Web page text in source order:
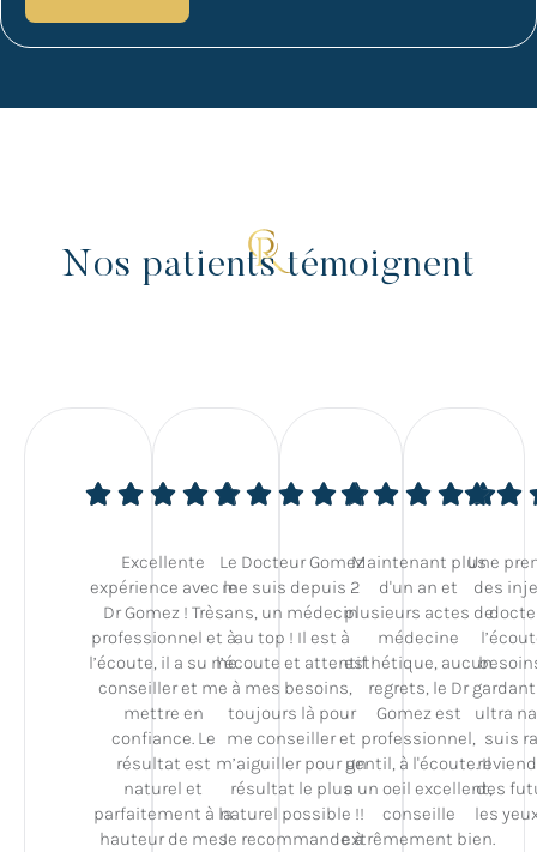
Nos patients témoignent
Excellente
expérience avec le
Dr Gomez ! Très
professionnel et à
l’écoute, il a su me
conseiller et me
mettre en
confiance. Le
résultat est
naturel et
parfaitement à la
hauteur de mes
Le Docteur Gomez
me suis depuis 2
ans, un médecin
au top ! Il est à
l’écoute et attentif
à mes besoins,
toujours là pour
me conseiller et
m’aiguiller pour un
résultat le plus
naturel possible !!
Je recommande à
Maintenant plus
d'un an et
plusieurs actes de
médecine
esthétique, aucun
regrets, le Dr
Gomez est
professionnel,
gentil, à l'écoute. Il
a un oeil excellent,
conseille
extrêmement bien.
Une
des
ultra
suis
des
les